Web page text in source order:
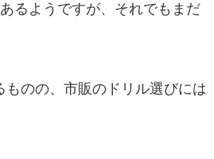
るようですが、それでもまだ
のの、市販のドリル選びには